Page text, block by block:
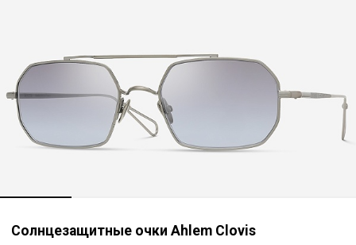
Солнцезащитные очки Ahlem Clovis